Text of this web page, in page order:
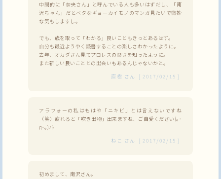
中間的に「奈央さん」と呼んでいる人も多いはずだし、「南
沢ちゃん」だとベタなギョーカイモノのマンガ見たいで微妙
な気もしますし。
でも、歳を取って「わかる」良いこともきっとあるはず。
自分も最近ようやく読書することの楽しさわかったように。
去年、オカダさん見てプロレスの良さを知ったように。
また新しい良いこととの出会いもあるんじゃないかと。
直樹 さん [ 2017/02/15 ]
アラフォーの私はもはや「ニキビ」とは言えないですね
（笑）疲れると「吹き出物」出来ますね、ご自愛ください(｡･
д･｡)ﾉｼ
ねこ さん [ 2017/02/15 ]
初めまして、南沢さん。